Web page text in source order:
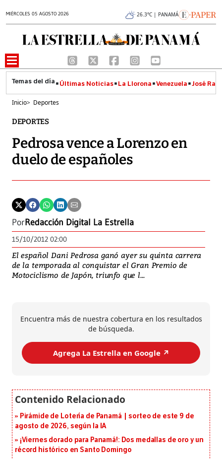
MIÉRCOLES 05 AGOSTO 2026 26.3°C | PANAMÁ
Últimas Noticias La Llorona Venezuela José
Inicio> Deportes
DEPORTES
Pedrosa vence a Lorenzo en
duelo de españoles
PorRedacción Digital La Estrella
15/10/2012 02:00
El español Dani Pedrosa ganó ayer su quinta carrera
de la temporada al conquistar el Gran Premio de
Motociclismo de Japón, triunfo que l...
Encuentra más de nuestra cobertura en los resultados
de búsqueda.
Agrega La Estrella en Google ↗️
Pirámide de Lotería de Panamá | sorteo de este 9 de
agosto de 2026, según la IA
¡Viernes dorado para Panamá!: Dos medallas de oro y un
récord histórico en Santo Domingo